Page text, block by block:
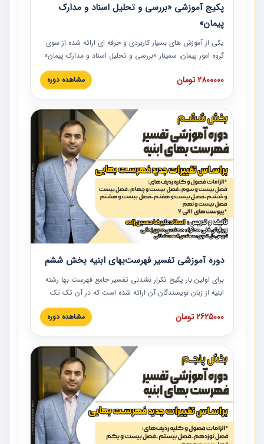
پکیج آموزشی «بررسی و تحلیل اسناد و مدارک
پیمان»
یکی از آموزش‏‏‏‏‏‏ های بسیار کاربردی و حرفه‏ ای ارائه شده از سوی
گروه امور پیمان، سمینار «بررسی و تحلیل اسناد و مدارک پیمان»
است که در دانشگاه صنعتی شریف ارائه شد. در این آموزش
نکات کلیدی مربوط به اسناد و مدارک پیمان، اولویت بندی اسناد
پیمان به همراه تجربیات عملی در این خصوص ارائه شده است.
2800000 تومان مشاهده دوره
دوره آموزشی تفسیر فهرست‌بهای ابنیه بخش ششم
برای اولین بار پکیج تکرار نشدنی تفسیر جامع فهرست بها رشته
ابنیه از زبان نویسندگان آن ارائه شده است که در آن تک تک
ردیف ها و مطالب فهرست بها تفسیر و ارائه شده است. این
دوره به صورت کامل تصویری بوده و به همراه تصاویر عملیات
دوره با کلام مهندس علیرضاحسین‌زاده مدیر پروژه مهندسی
مشاور در امر بازنگری فهرست بها رشته ابنیه ارائه شده و به تمام
همکارانی که در حوزه صنعت ساخت در حال فعالیت هستند حتما
توصیه می کنیم از مطالب این دوره استفاده نمایند.
2625000 تومان مشاهده دوره